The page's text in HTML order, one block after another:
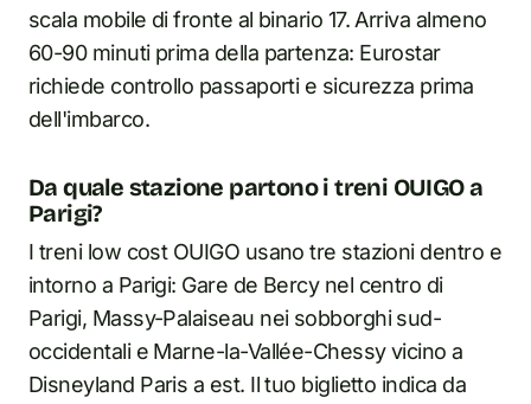
scala mobile di fronte al binario 17. Arriva almeno
60-90 minuti prima della partenza: Eurostar
richiede controllo passaporti e sicurezza prima
dell'imbarco.
Da quale stazione partono i treni OUIGO a
Parigi?
I treni low cost OUIGO usano tre stazioni dentro e
intorno a Parigi: Gare de Bercy nel centro di
Parigi, Massy-Palaiseau nei sobborghi sud-
occidentali e Marne-la-Vallée-Chessy vicino a
Disneyland Paris a est. Il tuo biglietto indica da